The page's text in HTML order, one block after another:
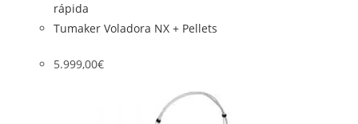
rápida
Tumaker Voladora NX + Pellets
5.999,00€